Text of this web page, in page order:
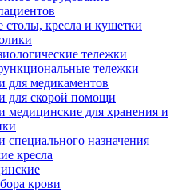
кресла и кушетки
тележки
тележки
для медикаментов
для скорой помощи
медицинские для хранения и
специального назначения
кресла
крови